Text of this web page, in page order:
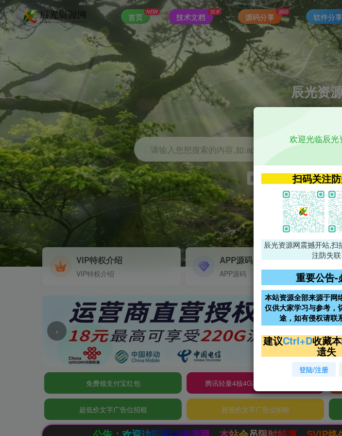
首页
NEW
技术文档
技术
源码分享
源码
软件分享
辰光资
优质的网络资源
请输入您想搜索的内容,如:app源码
影视 神马 getapp
VIP特权介绍
VIP特权介绍
APP源码
APP源码
‹
免费领支付宝红包 腾讯轻量4核4G3M服务器38元/年
超低价文字广告位招租 超低价文字广告位招租
欢迎光临辰光
扫码关注
辰光资源网震撼开站,扫
注防失联
重要公告-
本站资源全部来源于网
仅供大家学习与参考，
途，如有侵权请联
建议Ctrl+D收藏
遗失
登陆/注册